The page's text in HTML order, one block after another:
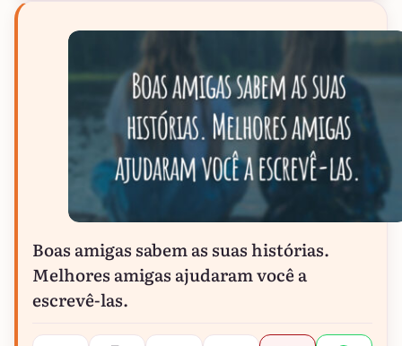
Boas amigas sabem as suas histórias.
Melhores amigas ajudaram você a
escrevê-las.